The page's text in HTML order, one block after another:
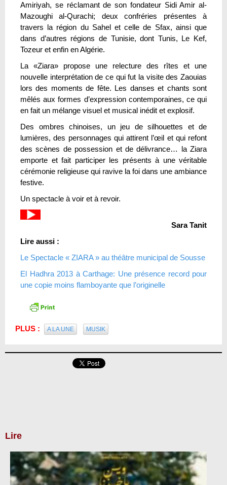
Amiriyah, se réclamant de son fondateur Sidi Amir al-
Mazoughi al-Qurachi; deux confréries présentes à
travers la région du Sahel et celle de Sfax, ainsi que
dans d’autres régions de Tunisie, dont Tunis, Le Kef,
Tozeur et enfin en Algérie.
La «Ziara» propose une relecture des rîtes et une
nouvelle interprétation de ce qui fut la visite des Zaouias
lors des moments de fête. Les danses et chants sont
mêlés aux formes d’expression contemporaines, ce qui
en fait un mélange visuel et musical inédit et explosif.
Des ombres chinoises, un jeu de silhouettes et de
lumières, des personnages qui attirent l’œil et qui refont
des scènes de possession et de délivrance… la Ziara
emporte et fait participer les présents à une véritable
cérémonie religieuse qui ravive la foi dans une ambiance
festive.
Un spectacle à voir et à revoir.
Sara Tanit
Lire aussi :
Le Spectacle « ZIARA » au théâtre municipal de Sousse
El Hadhra 2013 à Carthage: Une présence record pour
une copie moins flamboyante que l’originelle
PLUS : A LA UNE MUSIK
Lire